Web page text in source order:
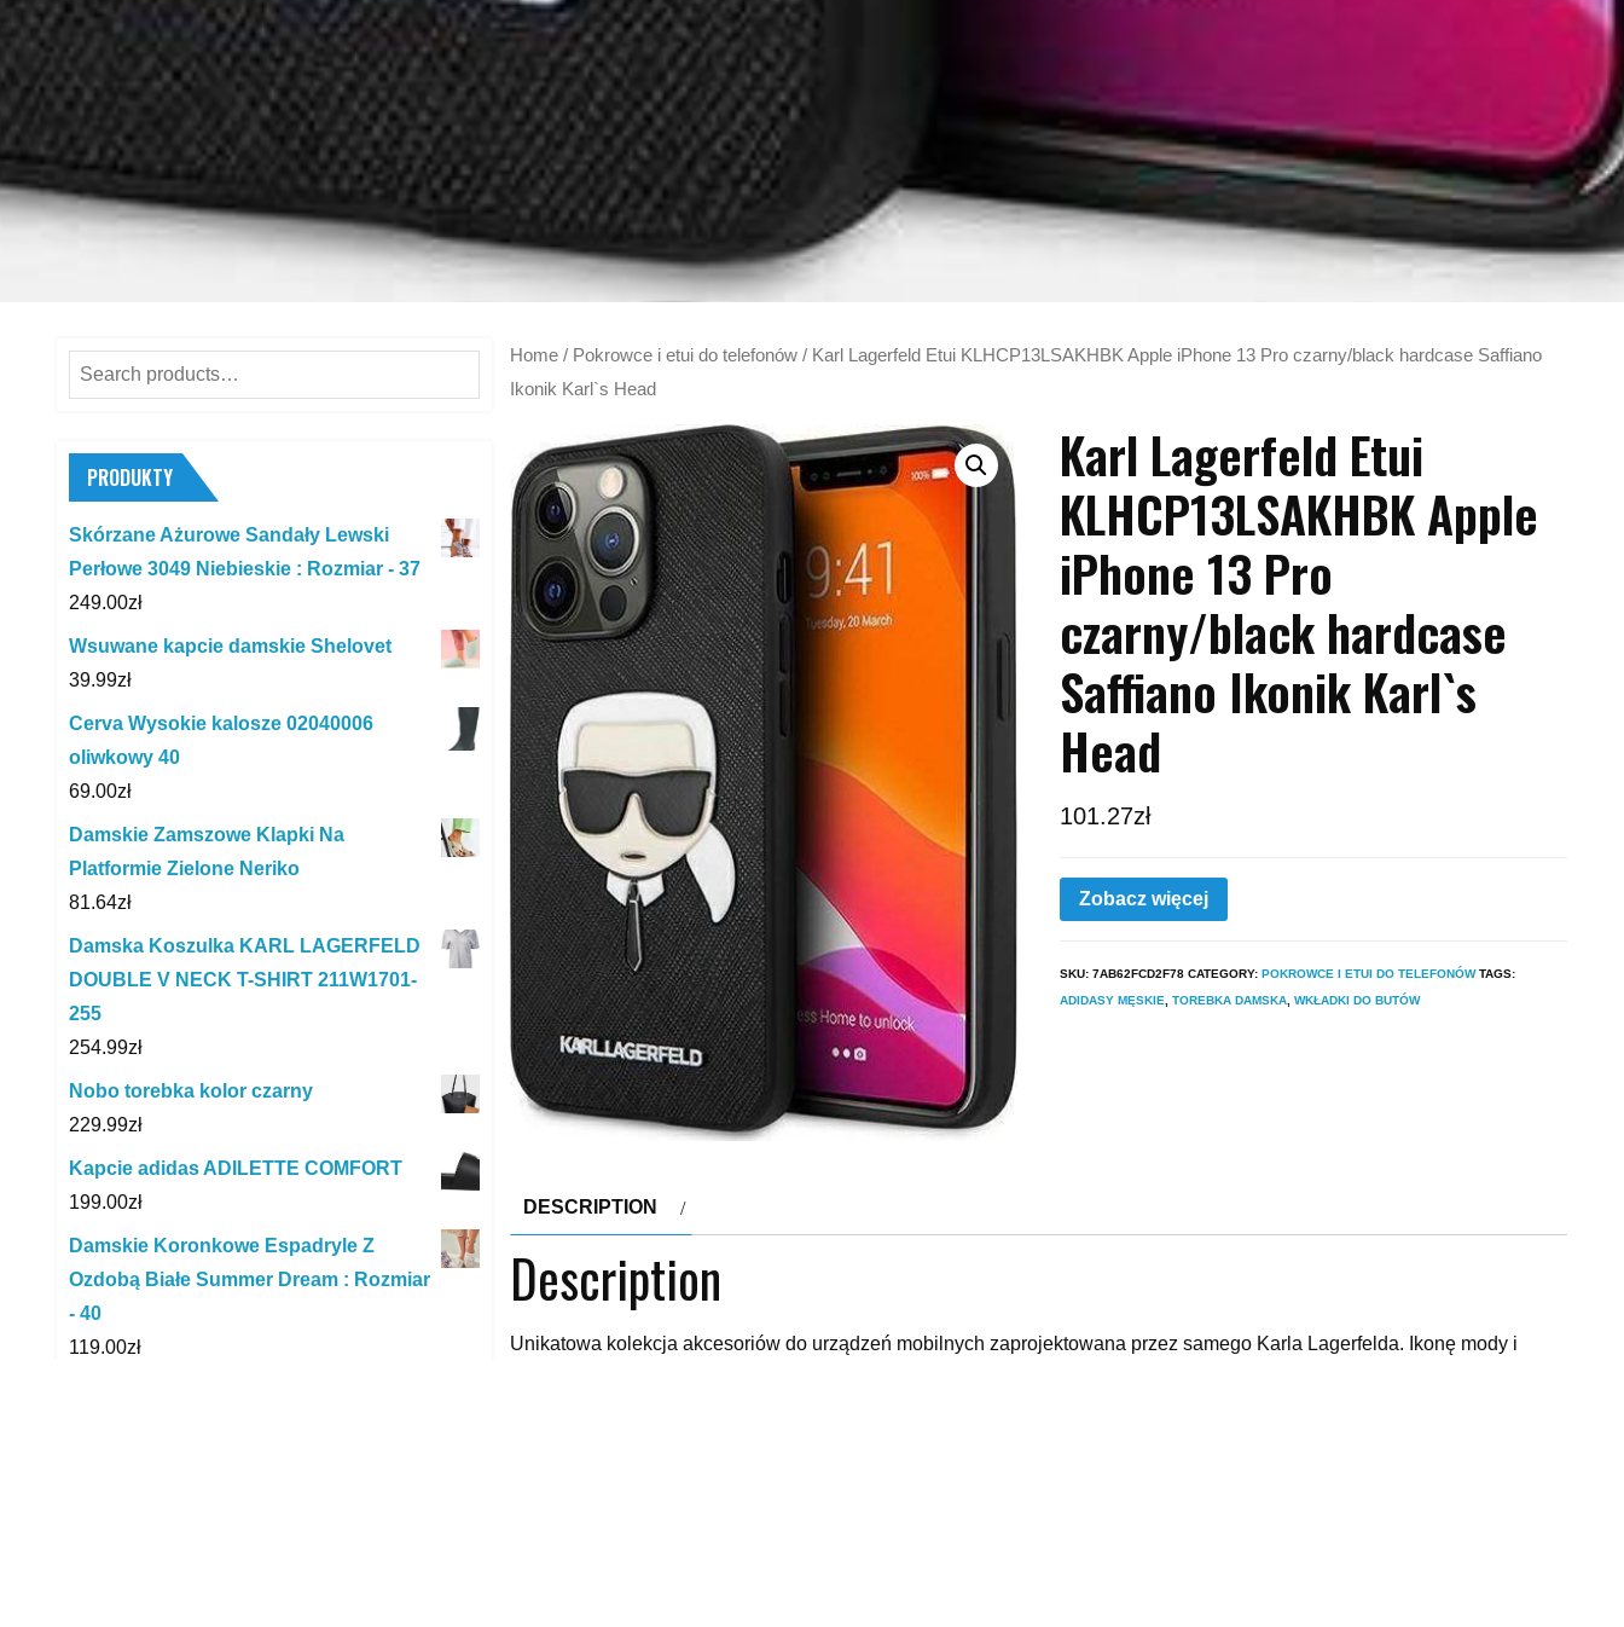
Home / Pokrowce i etui do telefonów / Karl Lagerfeld Etui KLHCP13LSAKHBK Apple iPhone 13 Pro czarny/black hardcase Saffiano
Ikonik Karl`s Head
Karl Lagerfeld Etui
KLHCP13LSAKHBK Apple
iPhone 13 Pro
czarny/black hardcase
Saffiano Ikonik Karl`s
Head
101.27zł
Zobacz więcej
SKU: 7AB62FCD2F78 CATEGORY: POKROWCE I ETUI DO TELEFONÓW TAGS:
ADIDASY MĘSKIE
TOREBKA DAMSKA WKŁADKI DO BUTÓW
DESCRIPTION
Description
Unikatowa kolekcja akcesoriów do urządzeń mobilnych zaprojektowana przez samego Karla Lagerfelda. Ikonę mody i
Search
for:
PRODUKTY
Skórzane Ażurowe Sandały Lewski
Perłowe 3049 Niebieskie : Rozmiar - 37
249.00zł
Wsuwane kapcie damskie Shelovet
39.99zł
Cerva Wysokie kalosze 02040006
oliwkowy 40
69.00zł
Damskie Zamszowe Klapki Na
Platformie Zielone Neriko
81.64zł
Damska Koszulka KARL LAGERFELD
DOUBLE V NECK T-SHIRT 211W1701-
255
254.99zł
Nobo torebka kolor czarny
229.99zł
Kapcie adidas ADILETTE COMFORT
199.00zł
Damskie Koronkowe Espadryle Z
Ozdobą Białe Summer Dream : Rozmiar
- 40
119.00zł